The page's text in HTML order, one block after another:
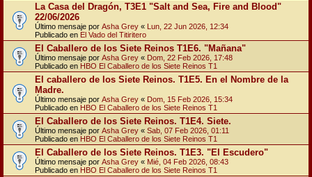
La Casa del Dragón, T3E1 "Salt and Sea, Fire and Blood"
22/06/2026
Último mensaje por Asha Grey « Lun, 22 Jun 2026, 12:34
Publicado en El Vado del Titiritero
El Caballero de los Siete Reinos T1E6. "Mañana"
Último mensaje por Asha Grey « Dom, 22 Feb 2026, 17:48
Publicado en HBO El Caballero de los Siete Reinos T1
El caballero de los Siete Reinos. T1E5. En el Nombre de la
Madre.
Último mensaje por Asha Grey « Dom, 15 Feb 2026, 15:34
Publicado en HBO El Caballero de los Siete Reinos T1
El Caballero de los Siete Reinos. T1E4. Siete.
Último mensaje por Asha Grey « Sab, 07 Feb 2026, 01:11
Publicado en HBO El Caballero de los Siete Reinos T1
El Caballero de los Siete Reinos. T1E3. "El Escudero"
Último mensaje por Asha Grey « Mié, 04 Feb 2026, 08:43
Publicado en HBO El Caballero de los Siete Reinos T1